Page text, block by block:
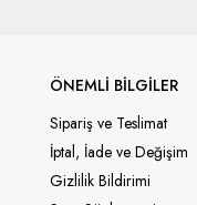
ÖNEMLİ BİLGİLER
Sipariş ve Teslimat
İptal, İade ve Değişim
Gizlilik Bildirimi